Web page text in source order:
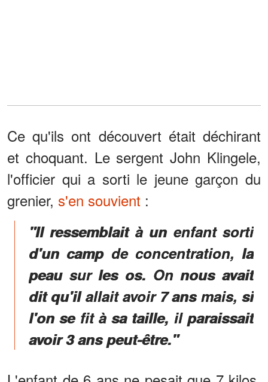
Ce qu'ils ont découvert était déchirant
et choquant. Le sergent John Klingele,
l'officier qui a sorti le jeune garçon du
grenier, s'en souvient :
"Il ressemblait à un enfant sorti
d'un camp de concentration, la
peau sur les os. On nous avait
dit qu'il allait avoir 7 ans mais, si
l'on se fit à sa taille, il paraissait
avoir 3 ans peut-être."